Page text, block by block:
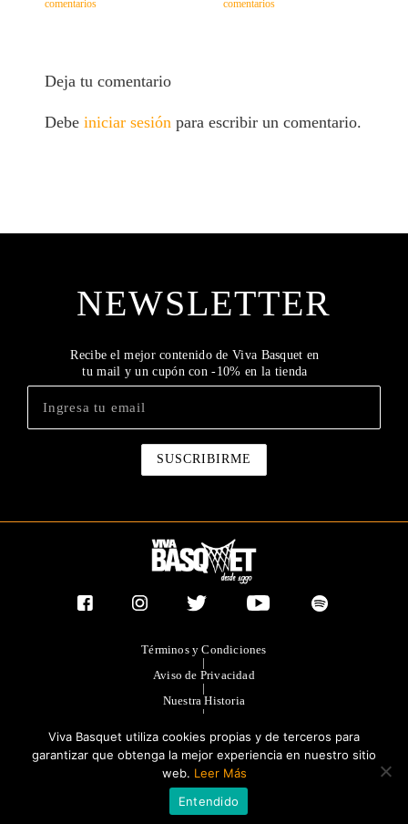
comentarios
comentarios
Deja tu comentario
Debeiniciar sesiónpara escribir un comentario.
NEWSLETTER
Recibe el mejor contenido de Viva Basquet en
tu mail y un cupón con -10% en la tienda
Términos y Condiciones
|
Aviso de Privacidad
|
Nuestra Historia
|
|
Publicidad
®TODOS LOS DERECHOS RESERVADOS 2023. GRUPO OLIMPIA
EDITORES.
Viva Basquet utiliza cookies propias y de terceros para
garantizar que obtenga la mejor experiencia en nuestro sitio
web. Leer Más
Entendido